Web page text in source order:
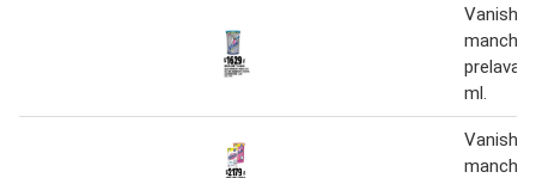
Vanish
ml.
Vanish